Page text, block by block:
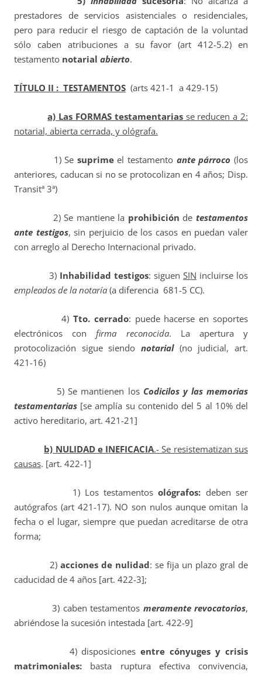
prestadores de servicios asistenciales o residenciales,
pero para reducir el riesgo de captación de la voluntad
sólo caben atribuciones a su favor (art 412-5.2) en
testamento notarial abierto.
TÍTULO II : TESTAMENTOS (arts 421-1 a 429-15)
a) Las FORMAS testamentariasse reducen a 2:
notarial, abierta cerrada, y ológrafa.
1) Se suprimeel testamento ante párroco (los
anteriores, caducan si no se protocolizan en 4 años; Disp.
Transitª 3ª)
2) Se mantiene la prohibición detestamentos
ante testigos, sin perjuicio de los casos en puedan valer
con arreglo al Derecho Internacional privado.
3) Inhabilidad testigos: siguen SIN incluirse los
empleados de la notaría (a diferencia 681-5 CC).
4)Tto. cerrado: puede hacerse en soportes
electrónicos confirma reconocida. La apertura y
protocolización sigue siendo notarial(no judicial, art.
421-16)
5) Se mantienen los Codicilos y las memorias
testamentarias [se amplía su contenido del 5 al 10% del
activo hereditario, art. 421-21]
b) NULIDAD e INEFICACIA.- Se resistematizan sus
causas. [art. 422-1]
1) Los testamentosológrafos: deben ser
autógrafos (art 421-17). NO son nulos aunque omitan la
fecha o el lugar, siempre que puedan acreditarse de otra
forma;
2) acciones de nulidad: se fija un plazo gral de
caducidad de 4 años [art. 422-3];
3) caben testamentos meramente revocatorios,
abriéndose la sucesión intestada [art. 422-9]
4) disposicionesentre cónyuges y crisis
matrimoniales: basta ruptura efectiva convivencia,